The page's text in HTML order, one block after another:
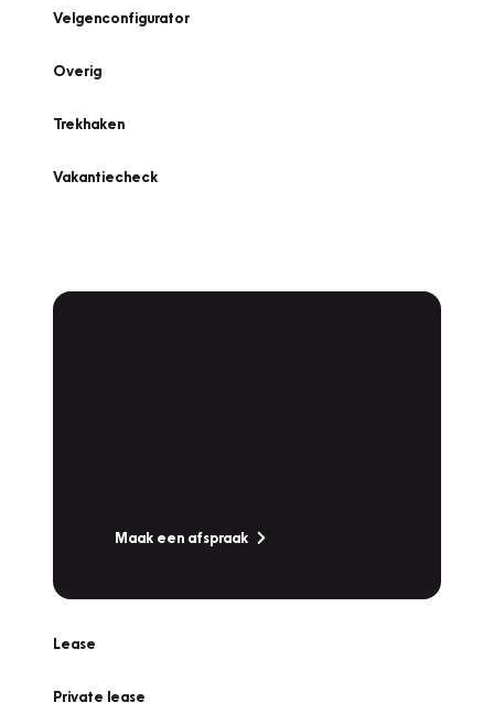
Velgenconfigurator
Overig
Trekhaken
Vakantiecheck
Maak een afspraak
Lease
Private lease